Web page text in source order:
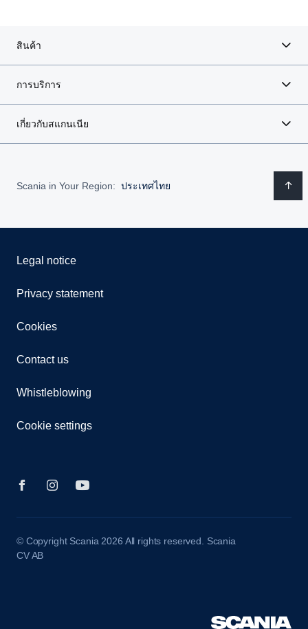
สินค้า
การบริการ
เกี่ยวกับสแกนเนีย
Scania in Your Region: ประเทศไทย
Legal notice
Privacy statement
Cookies
Contact us
Whistleblowing
Cookie settings
© Copyright Scania 2026 All rights reserved. Scania
CV AB